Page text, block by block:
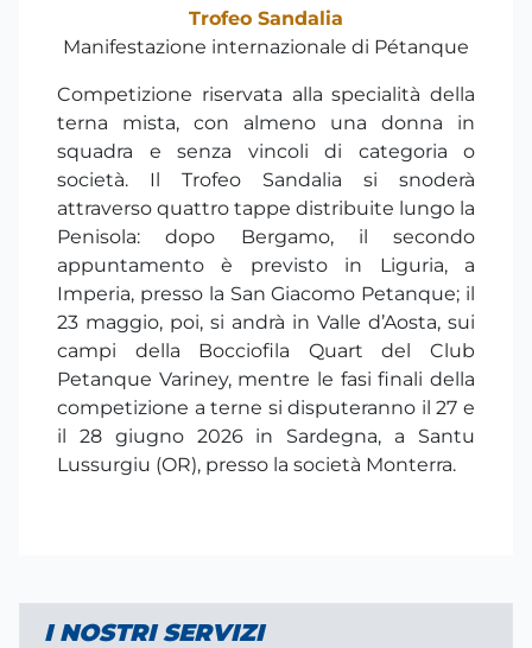
Trofeo Sandalia
Manifestazione internazionale di Pétanque
Competizione riservata alla specialità della
terna mista, con almeno una donna in
squadra e senza vincoli di categoria o
società. Il Trofeo Sandalia si snoderà
attraverso quattro tappe distribuite lungo la
Penisola: dopo Bergamo, il secondo
appuntamento è previsto in Liguria, a
Imperia, presso la San Giacomo Petanque; il
23 maggio, poi, si andrà in Valle d’Aosta, sui
campi della Bocciofila Quart del Club
Petanque Variney, mentre le fasi finali della
competizione a terne si disputeranno il 27 e
il 28 giugno 2026 in Sardegna, a Santu
Lussurgiu (OR), presso la società Monterra.
I NOSTRI SERVIZI